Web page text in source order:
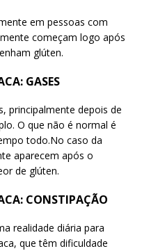
em pessoas com
começam logo após
glúten.
GASES
principalmente depois de
O que não é normal é
todo.No caso da
aparecem após o
de glúten.
CONSTIPAÇÃO
realidade diária para
que têm dificuldade